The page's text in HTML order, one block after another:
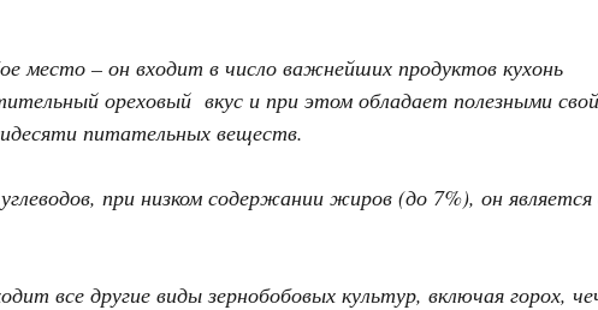
место – он входит в число важнейших продуктов кухонь
ореховый вкус и при этом обладает полезными
питательных веществ.
при низком содержании жиров (до 7%), он
все другие виды зернобобовых культур, включая горох,